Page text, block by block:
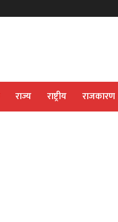
राज्य राष्ट्रीय राजकारण